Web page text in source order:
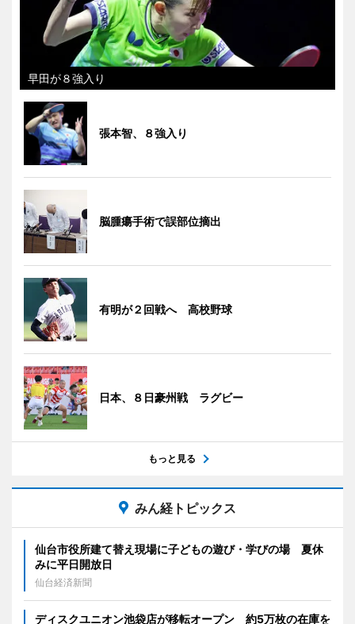
早田が８強入り
張本智、８強入り
脳腫瘍手術で誤部位摘出
有明が２回戦へ 高校野球
日本、８日豪州戦 ラグビー
もっと見る
みん経トピックス
仙台市役所建て替え現場に子どもの遊び・学びの場 夏休
みに平日開放日
仙台経済新聞
ディスクユニオン池袋店が移転オープン 約5万枚の在庫を